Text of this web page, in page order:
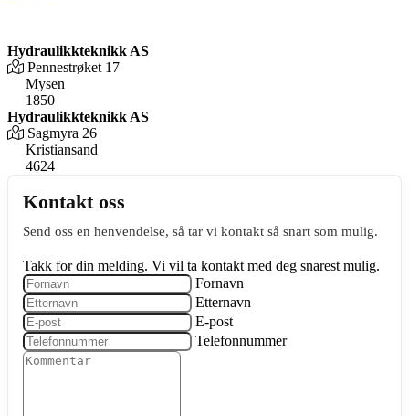
Hydraulikkteknikk AS
Pennestrøket 17
Mysen
1850
Hydraulikkteknikk AS
Sagmyra 26
Kristiansand
4624
Kontakt oss
Send oss en henvendelse, så tar vi kontakt så snart som mulig.
Takk for din melding. Vi vil ta kontakt med deg snarest mulig.
Fornavn
Etternavn
E-post
Telefonnummer